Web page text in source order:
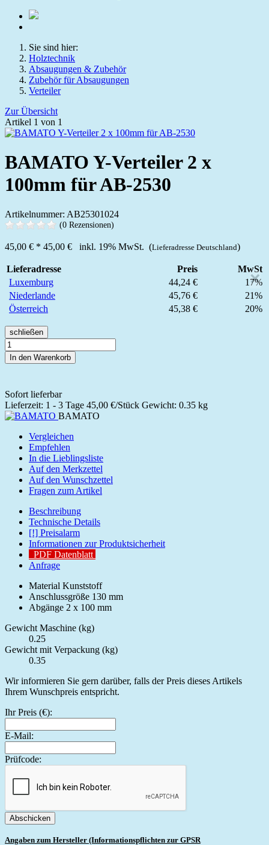
Sie sind hier:
Holztechnik
Absaugungen & Zubehör
Zubehör für Absaugungen
Verteiler
Zur Übersicht
Artikel 1 von 1
BAMATO Y-Verteiler 2 x
100mm für AB-2530
Artikelnummer: AB25301024
(0 Rezensionen)
45,00 € * 45,00 € inkl. 19% MwSt. (Lieferadresse Deutschland)
×
Lieferadresse Preis
MwSt
Luxemburg
44,24 €
17%
Niederlande
45,76 €
21%
Österreich
45,38 € 20%
schließen
In den Warenkorb
Sofort lieferbar
Lieferzeit: 1 - 3 Tage 45,00 €/Stück Gewicht: 0.35 kg
BAMATO
Vergleichen
Empfehlen
In die Lieblingsliste
Auf den Merkzettel
Auf den Wunschzettel
Fragen zum Artikel
Beschreibung
Technische Details
[!] Preisalarm
Informationen zur Produktsicherheit
PDF Datenblatt
Anfrage
Material Kunststoff
Anschlussgröße 130 mm
Abgänge 2 x 100 mm
Gewicht Maschine (kg)
0.25
Gewicht mit Verpackung (kg)
0.35
Wir informieren Sie gern darüber, falls der Preis dieses Artikels
Ihrem Wunschpreis entspricht.
Ihr Preis (€):
E-Mail:
Prüfcode:
Abschicken
Angaben zum Hersteller (Informationspflichten zur GPSR